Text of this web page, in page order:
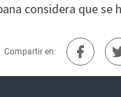
considera que
Compartir en: